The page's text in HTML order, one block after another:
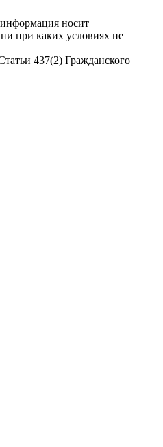
информация носит
при каких условиях не
437(2) Гражданского